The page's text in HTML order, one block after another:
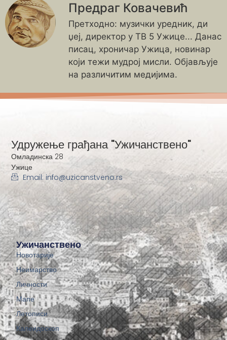
Предраг Ковачевић
Претходно: музички уредник, ди
џеј, директор у ТВ 5 Ужице... Данас
писац, хроничар Ужица, новинар
који тежи мудрој мисли. Објављује
на различитим медијима.
Ужичанствено
Новотарије
Неимарство
Личности
Мапе
Летописи
Калеидоскоп
Удружење грађана "Ужичанствено"
Омладинска 28
Ужице
Email: info@uzicanstveno.rs